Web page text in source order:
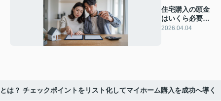
住宅購入の頭金
はいくら必要？
無理のない貯め
2026.04.04
は？ チェックポイントをリスト化してマイホーム購入を成功へ導く